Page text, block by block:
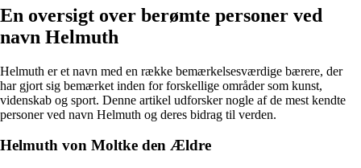
En oversigt over berømte personer ved
navn Helmuth
Helmuth er et navn med en række bemærkelsesværdige bærere, der
har gjort sig bemærket inden for forskellige områder som kunst,
videnskab og sport. Denne artikel udforsker nogle af de mest kendte
personer ved navn Helmuth og deres bidrag til verden.
Helmuth von Moltke den Ældre